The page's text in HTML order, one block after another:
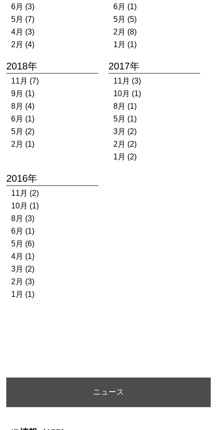
6月 (3)
5月 (7)
4月 (3)
2月 (4)
6月 (1)
5月 (5)
2月 (8)
1月 (1)
2018年
11月 (7)
9月 (1)
8月 (4)
6月 (1)
5月 (2)
2月 (1)
2017年
11月 (3)
10月 (1)
8月 (1)
5月 (1)
3月 (2)
2月 (2)
1月 (2)
2016年
11月 (2)
10月 (1)
8月 (3)
6月 (1)
5月 (6)
4月 (1)
3月 (2)
2月 (3)
1月 (1)
ニュース